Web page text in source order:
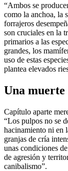
“Ambos se
como la anchoa, la
forrajeros
son cruciales en la
primarios a las
grandes, los
uso de estas
plantea elevados
Una muerte
Capítulo aparte
“Los pulpos no se
hacinamiento ni en
granjas de cría
unas condiciones
de agresión y
canibalismo”.